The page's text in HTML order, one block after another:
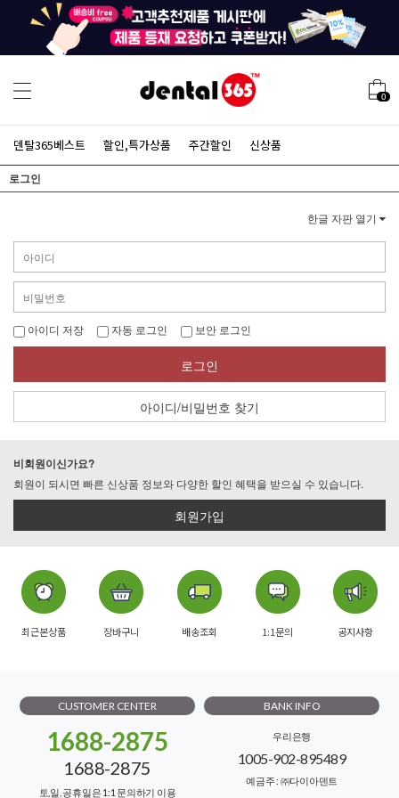
0
덴탈365베스트 할인,특가상품 주간할인 신상품
로그인
한글 자판 열기
아이디 저장 자동 로그인 보안 로그인
로그인
아이디/비밀번호 찾기
비회원이신가요?
회원이 되시면 빠른 신상품 정보와 다양한 할인 혜택을 받으실 수 있습니다.
회원가입
최근본상품 장바구니 배송조회 1:1문의 공지사항
CUSTOMER CENTER
1688-2875
1688-2875
토,일, 공휴일은 1:1 문의하기 이용
BANK INFO
우리은행
1005-902-895489
예금주 : ㈜다이아덴트